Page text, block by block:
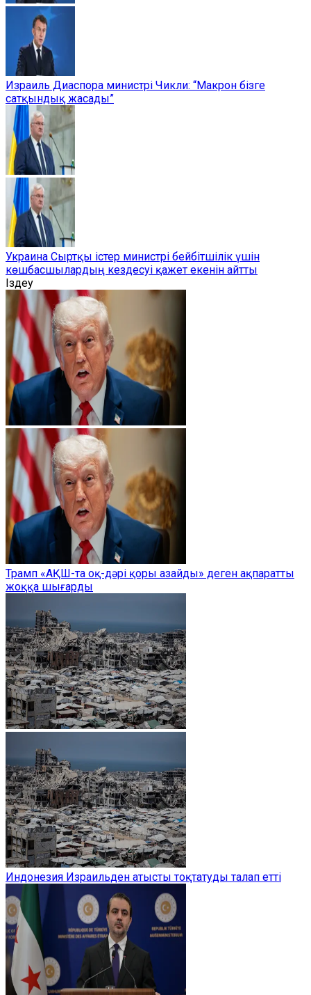
Израиль Диаспора министрі Чикли: “Макрон бізге
сатқындық жасады”
Украина Сыртқы істер министрі бейбітшілік үшін
көшбасшылардың кездесуі қажет екенін айтты
Іздеу
Трамп «АҚШ-та оқ-дәрі қоры азайды» деген ақпаратты
жоққа шығарды
Индонезия Израильден атысты тоқтатуды талап етті